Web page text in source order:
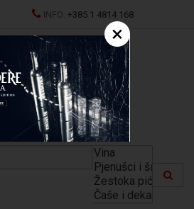
INFO:+385 1 4814 168
EN
×